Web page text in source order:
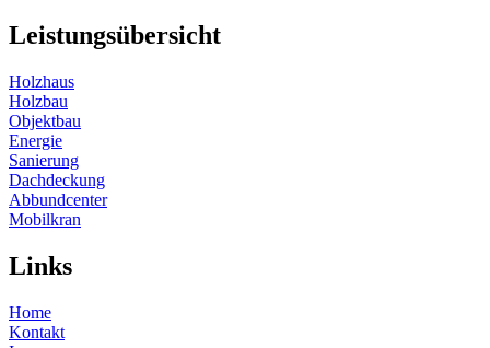
Leistungsübersicht
Holzhaus
Holzbau
Objektbau
Energie
Sanierung
Dachdeckung
Abbundcenter
Mobilkran
Links
Home
Kontakt